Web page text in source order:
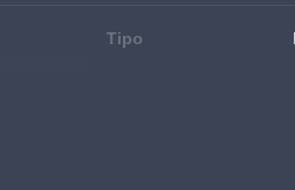
Tipo